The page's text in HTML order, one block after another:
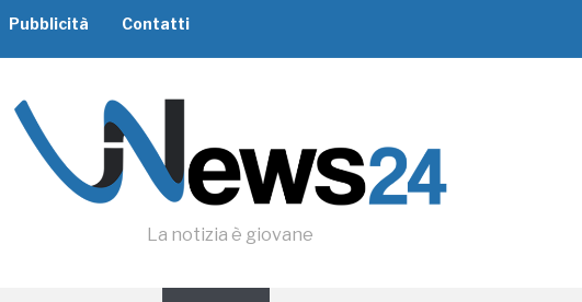
Pubblicità Contatti
La notizia è giovane